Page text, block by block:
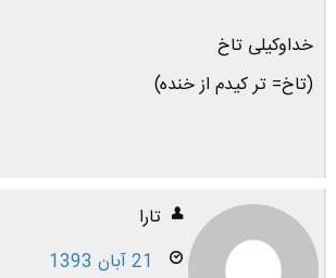
خداوکیلی تاخ
(تاخ= تر کیدم از خنده)
تارا
21 آبان 1393